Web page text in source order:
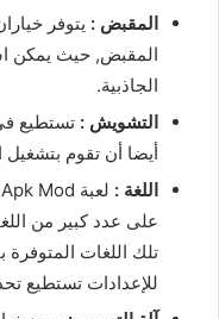
المقبض : يتوفر
المقبض, حيث يمكن
الجاذبية.
التشويش :
أيضا أن تقوم بتشغيل
اللغة :
على عدد كبير من
تلك اللغات المتوفرة
للإعدادات تستطيع